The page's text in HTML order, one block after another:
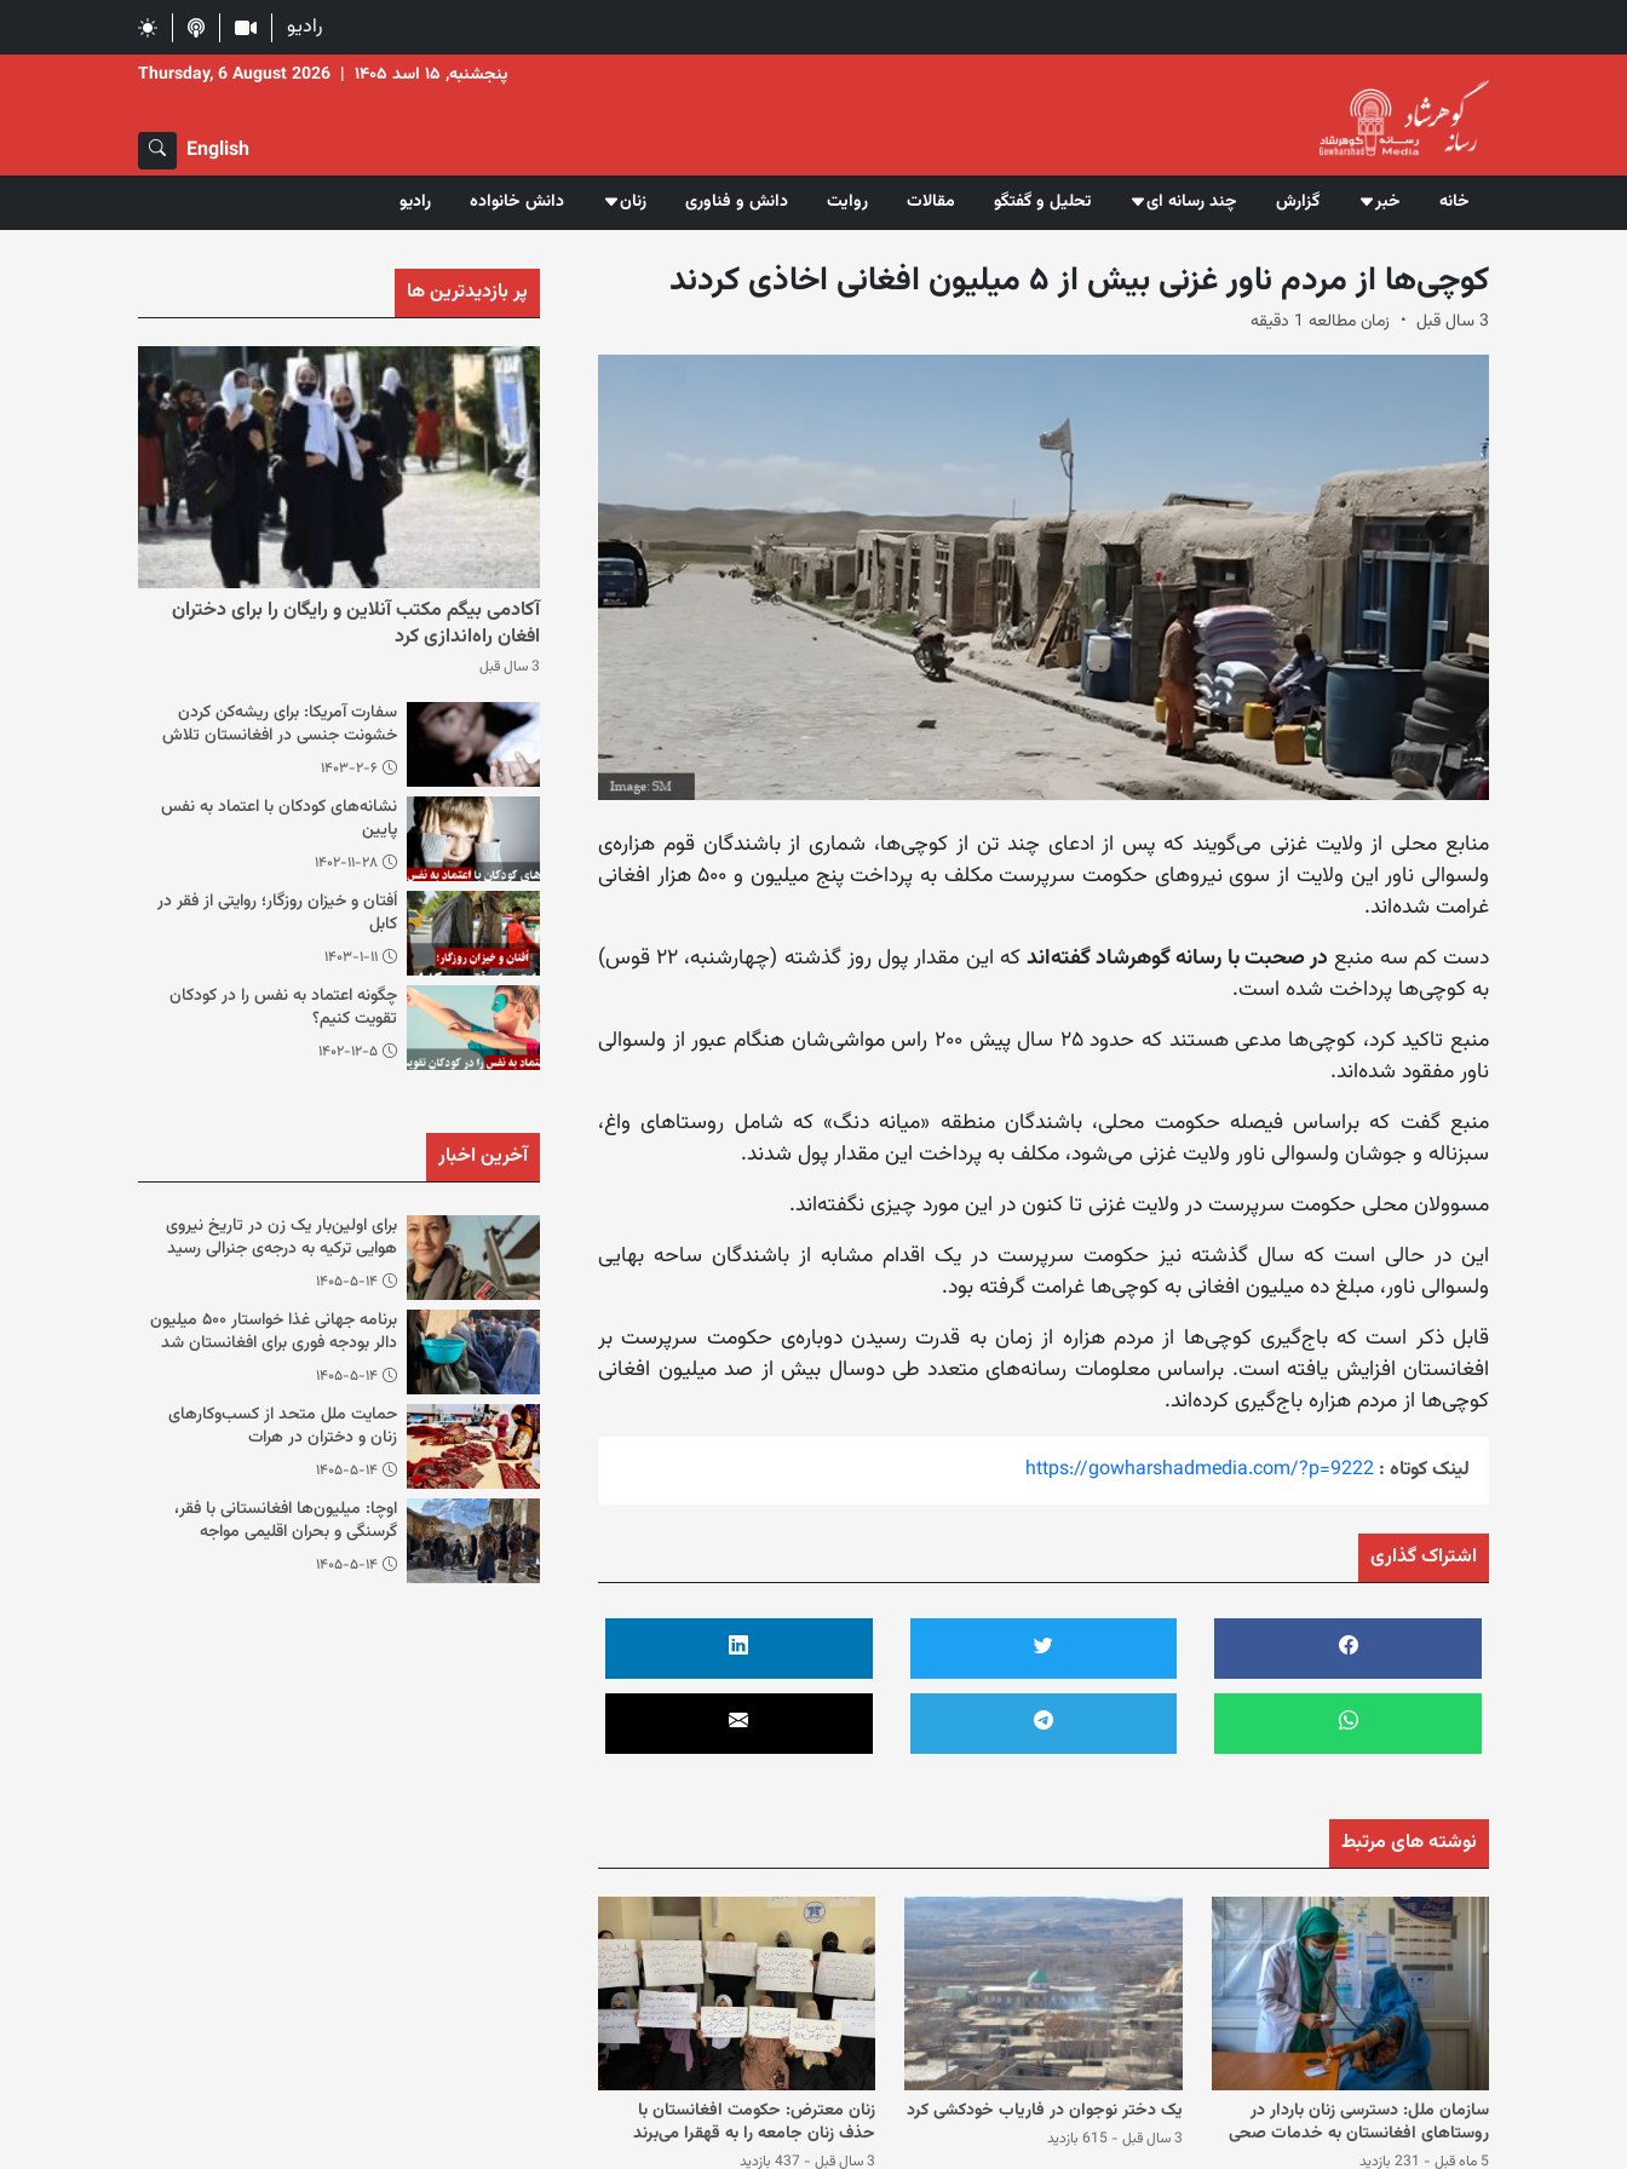
رادیو
پنجشنبه, ۱۵ اسد ۱۴۰۵ |
Thursday, 6 August 2026
English
خانه خبر گزارش چند رسانه ای تحلیل و گفتگو مقالات روایت دانش و فناوری زنان دانش خانواده رادیو
کوچی‌ها از مردم ناور غزنی بیش از ۵ میلیون افغانی اخاذی کردند
3 سال قبل زمان مطالعه 1 دقیقه
منابع محلی از ولایت غزنی می‌گویند که پس از ادعای چند تن از کوچی‌ها، شماری از باشندگان قوم هزاره‌ی
ولسوالی ناور این ولایت از سوی نیروهای حکومت سرپرست مکلف به پرداخت پنج میلیون و ۵۰۰ هزار افغانی
غرامت شده‌اند.
دست کم سه منبع در صحبت با رسانه گوهرشاد گفته‌اند
که این مقدار پول روز گذشته (چهار‌شنبه، ۲۲ قوس)
به کوچی‌ها پرداخت شده است.
منبع تاکید کرد، کوچی‌ها مدعی هستند که حدود ۲۵ سال پیش ۲۰۰ راس مواشی‌شان هنگام عبور از ولسوالی
ناور مفقود شده‌اند.
منبع گفت که براساس فیصله حکومت محلی، باشند‌گان منطقه «میانه دنگ» که شامل روستاهای واغ،
سبزناله و جوشان ولسوالی ناور ولایت غزنی می‌شود، مکلف به پرداخت این مقدار پول شدند.
مسوولان محلی حکومت سرپرست در ولایت غزنی تا کنون در این مورد چیزی نگفته‌اند.
این در حالی است که سال گذشته نیز حکومت سرپرست در یک اقدام مشابه از باشند‌گان ساحه بهایی
ولسوالی ناور، مبلغ ده میلیون افغانی به کوچی‌ها غرامت گرفته بود.
قابل ذکر است که باج‌گیری کوچی‌ها از مردم هزاره از زمان به قدرت رسیدن دوباره‌ی حکومت سرپرست بر
افغانستان افزایش یافته است. براساس معلومات رسانه‌های متعدد طی دوسال بیش از صد میلیون افغانی
کوچی‌ها از مردم هزاره باج‌گیری کرده‌اند.
لینک کوتاه : https://gowharshadmedia.com/?p=9222
اشتراک گذاری
نوشته های مرتبط
سازمان ملل: دسترسی زنان باردار در
روستاهای افغانستان به خدمات صحی
بسیار محدود است
5 ماه قبل - 231 بازدید
یک دختر نوجوان در فاریاب خودکشی کرد
3 سال قبل - 615 بازدید
زنان معترض: حکومت افغانستان با
حذف زنان جامعه را به قهقرا می‌برند
3 سال قبل - 437 بازدید
پر بازدیدترین ها
آکادمی بیگم مکتب آنلاین و رایگان را برای دختران
افغان راه‌اندازی کرد
3 سال قبل
سفارت آمریکا: برای ریشه‌کن کردن
خشونت جنسی در افغانستان تلاش
می‌کنیم
۱۴۰۳-۲-۶
نشانه‌های کودکان با اعتماد به نفس
پایین
۱۴۰۲-۱۱-۲۸
اُفتان و خیزان روزگار؛ روایتی از فقر در
کابل
۱۴۰۳-۱-۱۱
چگونه اعتماد به نفس را در کودکان
تقویت کنیم؟
۱۴۰۲-۱۲-۵
آخرین اخبار
برای اولین‌بار یک زن در تاریخ نیروی
هوایی ترکیه به درجه‌ی جنرالی رسید
۱۴۰۵-۵-۱۴
برنامه جهانی غذا خواستار ۵۰۰ میلیون
دالر بودجه فوری برای افغانستان شد
۱۴۰۵-۵-۱۴
حمایت ملل متحد از کسب‌وکارهای
زنان و دختران در هرات
۱۴۰۵-۵-۱۴
اوچا: میلیون‌ها افغانستانی با فقر،
گرسنگی و بحران اقلیمی مواجه
هستند
۱۴۰۵-۵-۱۴